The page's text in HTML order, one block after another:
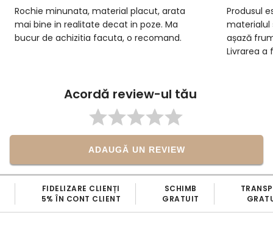
Rochie minunata, material placut, arata
mai bine in realitate decat in poze. Ma
bucur de achizitia facuta, o recomand.
Produsul
materialul
așază
Livrarea a
Acordă review-ul tău
ADAUGĂ UN REVIEW
FIDELIZARE CLIENȚI
5% ÎN CONT CLIENT
SCHIMB
GRATUIT